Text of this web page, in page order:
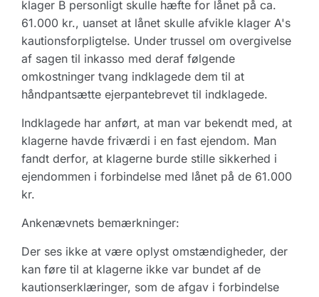
klager B personligt skulle hæfte for lånet på ca.
61.000 kr., uanset at lånet skulle afvikle klager A's
kautionsforpligtelse. Under trussel om overgivelse
af sagen til inkasso med deraf følgende
omkostninger tvang indklagede dem til at
håndpantsætte ejerpantebrevet til indklagede.
Indklagede har anført, at man var bekendt med, at
klagerne havde friværdi i en fast ejendom. Man
fandt derfor, at klagerne burde stille sikkerhed i
ejendommen i forbindelse med lånet på de 61.000
kr.
Ankenævnets bemærkninger:
Der ses ikke at være oplyst omstændigheder, der
kan føre til at klagerne ikke var bundet af de
kautionserklæringer, som de afgav i forbindelse